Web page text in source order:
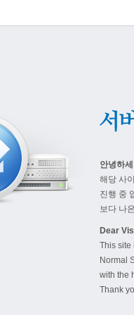
안녕하
해당 사
진행 중
보다 나
Dear
This site
Normal
with the
Thank